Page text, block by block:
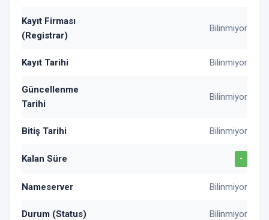
Kayıt Firması
(Registrar)
Bilinmiyor
Kayıt Tarihi Bilinmiyor
Güncellenme
Tarihi
Bilinmiyor
Bitiş Tarihi Bilinmiyor
Kalan Süre -
Nameserver Bilinmiyor
Durum (Status) Bilinmiyor